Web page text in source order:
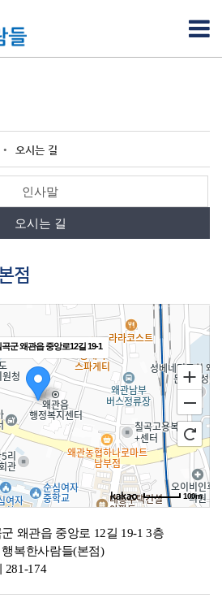
• 오시는 길
인사말
오시는 길
점
곡군 왜관읍 중앙로12길 19-1
100m
왜관읍 중앙로 12길 19-1 3층
복한사람들(본점)
281-174